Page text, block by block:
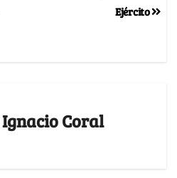
Ejército
Ignacio Coral